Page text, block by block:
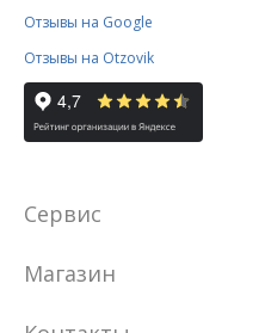
Отзывы на Google
Отзывы на Otzovik
Сервис
Магазин